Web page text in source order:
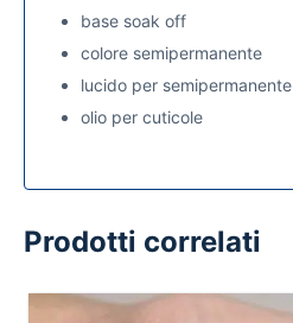
base soak off
colore semipermanente
lucido per semipermanente
olio per cuticole
Prodotti correlati